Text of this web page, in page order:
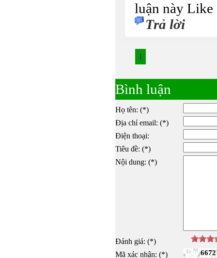
Bulong lục giác
luận này Like
Trả lời
1
Bình luận
Họ tên: (*)
Địa chỉ email: (*)
Điện thoại:
Tiêu đề: (*)
Nội dung: (*)
Đánh giá: (*)
Mã xác nhận: (*)
6672